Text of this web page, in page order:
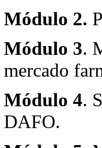
Módulo 2.
Módulo 3.
mercado
Módulo 4.
DAFO.